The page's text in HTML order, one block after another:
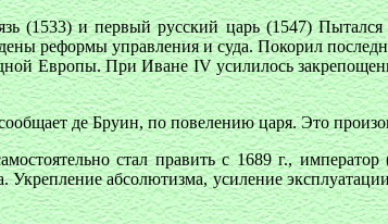
и первый русский царь (1547) Пытался
реформы управления и суда. Покорил
Европы. При Иване IV усилилось
де Бруин, по повелению царя. Это
стал править с 1689 г.,
абсолютизма, усиление